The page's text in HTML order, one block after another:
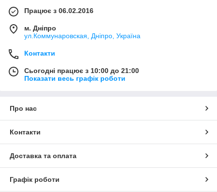
Працює з 06.02.2016
м. Дніпро
ул.Коммунаровская, Дніпро, Україна
Контакти
Сьогодні працює з 10:00 до 21:00
Показати весь графік роботи
Про нас
Контакти
Доставка та оплата
Графік роботи